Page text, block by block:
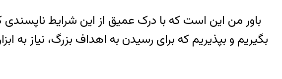
باور من این است که با درک عمیق از این شرایط ناپسندی
بگیریم و بپذیریم که برای رسیدن به اهداف بزرگ، نیاز